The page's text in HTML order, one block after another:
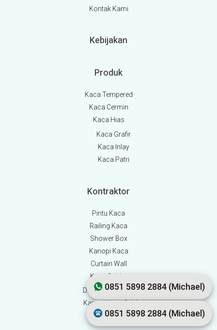
0851 5898 2884 (Michael)
0851 5898 2884 (Michael)
Kontak Kami
Kebijakan
Produk
Kaca Tempered
Kaca Cermin
Kaca Hias
Kaca Grafir
Kaca Inlay
Kaca Patri
Kontraktor
Pintu Kaca
Railing Kaca
Shower Box
Kanopi Kaca
Curtain Wall
Kaca Spider
Dinding Kaca Spider
Kanopi Kaca Spider
Partisi Kaca